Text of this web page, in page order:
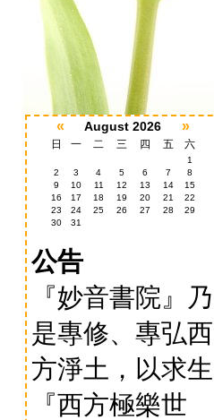
« August 2026 »
日 一 二 三 四 五 六
1
2
3 4 5 6 7
8
9
10 11 12 13 14
15
16
17 18 19 20 21
22
23
24 25 26 27 28
29
30
31
公告
『妙音書院』乃
是專修、專弘西
方淨土，以求生
『西方極樂世